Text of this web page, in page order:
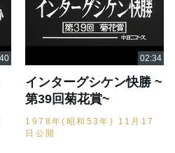
インターグシケン快勝 ~
第39回菊花賞~
1978年(昭和53年) 11月17
日公開